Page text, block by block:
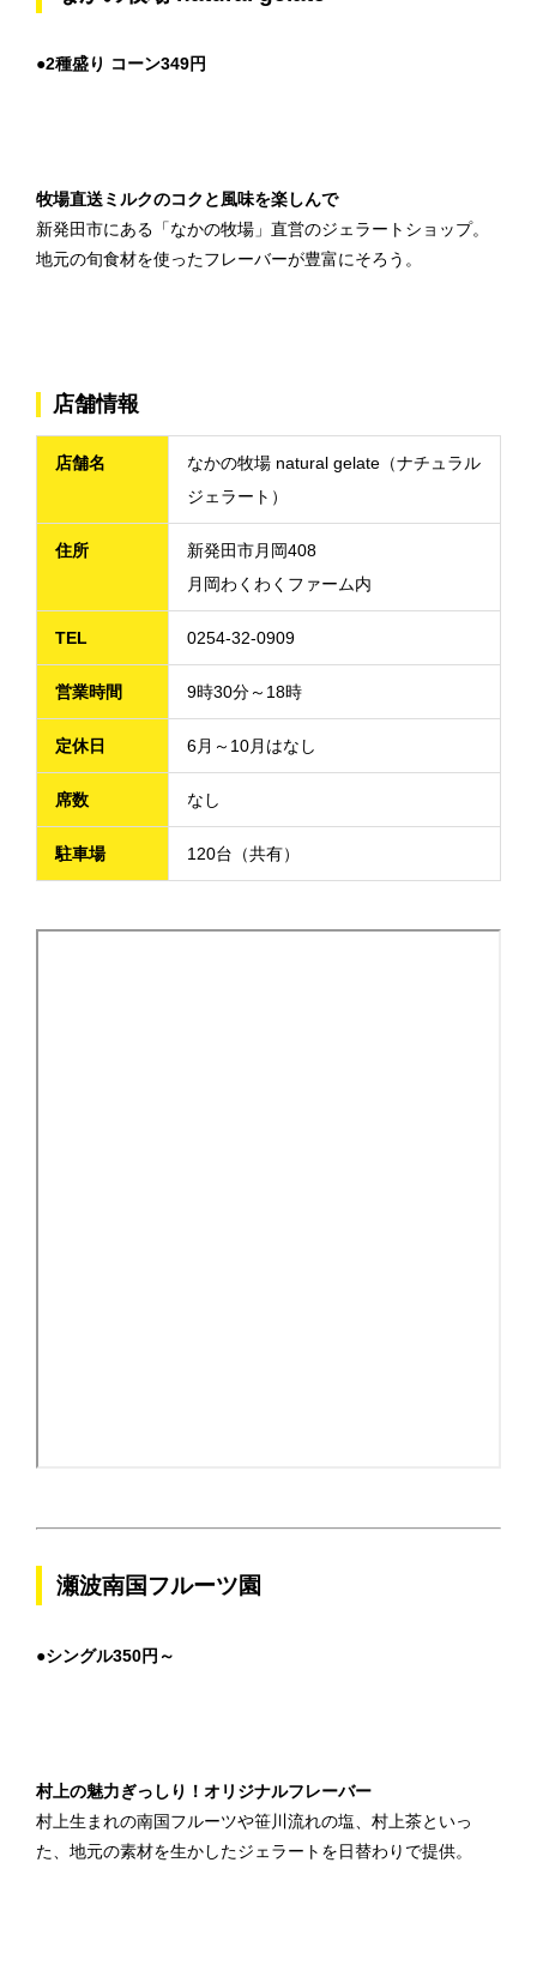
●2種盛り コーン349円
牧場直送ミルクのコクと風味を楽しんで
新発田市にある「なかの牧場」直営のジェラートショップ。
地元の旬食材を使ったフレーバーが豊富にそろう。
店舗情報
店舗名
なかの牧場 natural gelate（ナチュラル
ジェラート）
住所
新発田市月岡408
月岡わくわくファーム内
TEL 0254-32-0909
営業時間 9時30分～18時
定休日 6月～10月はなし
席数 なし
駐車場 120台（共有）
瀬波南国フルーツ園
●シングル350円～
村上の魅力ぎっしり！オリジナルフレーバー
村上生まれの南国フルーツや笹川流れの塩、村上茶といっ
た、地元の素材を生かしたジェラートを日替わりで提供。